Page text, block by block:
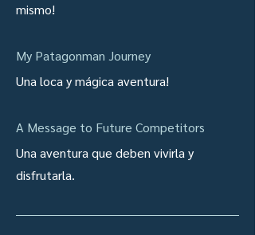
mismo!
My Patagonman Journey
Una loca y mágica aventura!
A Message to Future Competitors
Una aventura que deben vivirla y
disfrutarla.